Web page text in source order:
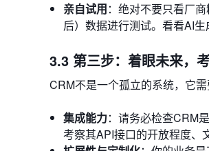
亲自试用：绝对不要只看厂
后）数据进行测试。看看AI
3.3 第三步：着眼未来，
CRM不是一个孤立的系统，它
集成能力：请务必检查CRM
考察其API接口的开放程度、